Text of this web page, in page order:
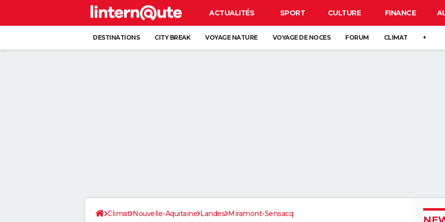
ACTUALITÉS SPORT CULTURE FINANCE
DESTINATIONS CITY BREAK VOYAGE NATURE VOYAGE DE NOCES FORUM CLIMAT +
Climat Nouvelle-Aquitaine Landes Miramont-Sensacq